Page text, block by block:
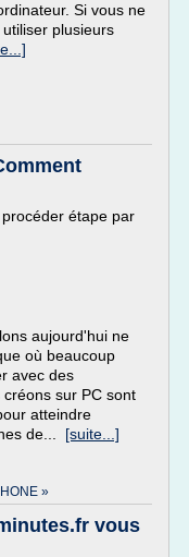
Si vous ne
plusieurs
étape par
aujourd'hui ne
où beaucoup
avec des
sur PC sont
atteindre
de... [suite...]
»
vous